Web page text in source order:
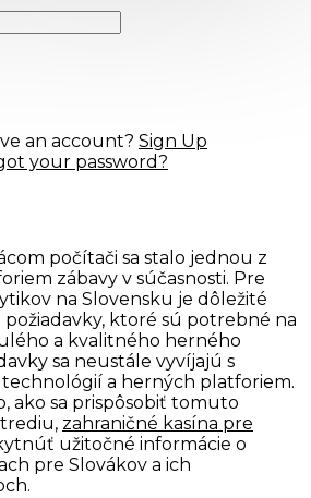
an account? Sign Up
your password?
počítači sa stalo jednou z
zábavy v súčasnosti. Pre
na Slovensku je dôležité
ktoré sú potrebné na
a kvalitného herného
sa neustále vyvíjajú s
a herných platforiem.
ako sa prispôsobiť tomuto
zahraničné kasína pre
užitočné informácie o
pre Slovákov a ich